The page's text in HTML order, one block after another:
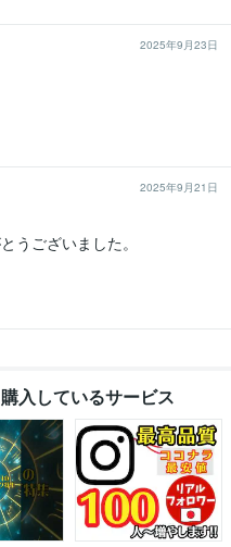
2025年9月23日
2025年9月21日
うございました。
入しているサービス